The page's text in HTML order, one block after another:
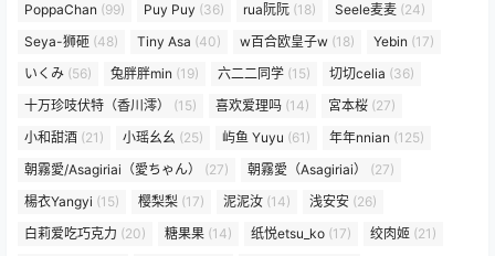
PoppaChan (99) Puy Puy (36) rua阮阮 (18) Seele麦麦 (24)
Seya-狮砸 (48) Tiny Asa (40) w百合欧皇子w (18) Yebin (17)
いくみ (56) 兔胖胖min (19) 六二二同学 (15) 切切celia (36)
十万珍吱伏特（香川澪）
(15) 喜欢爱理吗 (14) 宮本桜 (27)
小和甜酒 (21) 小瑶幺幺 (25) 屿鱼 Yuyu (61) 年年nnian (125)
朝霧愛/Asagiriai（愛ちゃん）
(27) 朝霧愛（Asagiriai）
(27)
楊衣Yangyi (15) 樱梨梨 (17) 泥泥汝 (14) 浅安安 (26)
白莉爱吃巧克力 (20) 糖果果 (14) 纸悦etsu_ko (17) 绞肉姬 (21)